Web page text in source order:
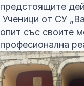
предстоящите
Ученици от СУ
опит със своите
професионална